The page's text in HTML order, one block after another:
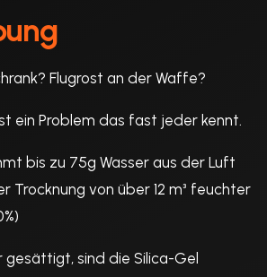
Flugrost an der Waffe?
ein Problem das fast jeder kennt.
bis zu 75g Wasser aus der Luft
Trocknung von über 12 m³ feuchter
gesättigt, sind die Silica-Gel